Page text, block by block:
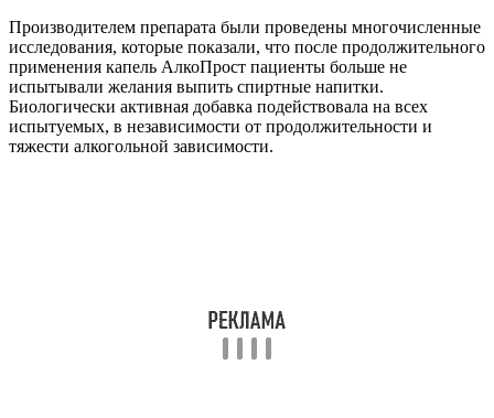
Производителем препарата были проведены многочисленные
исследования, которые показали, что после продолжительного
применения капель АлкоПрост пациенты больше не
испытывали желания выпить спиртные напитки.
Биологически активная добавка подействовала на всех
испытуемых, в независимости от продолжительности и
тяжести алкогольной зависимости.